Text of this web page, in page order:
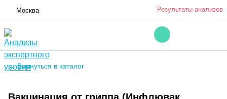
Москва Результаты анализов
← Вернуться в каталог